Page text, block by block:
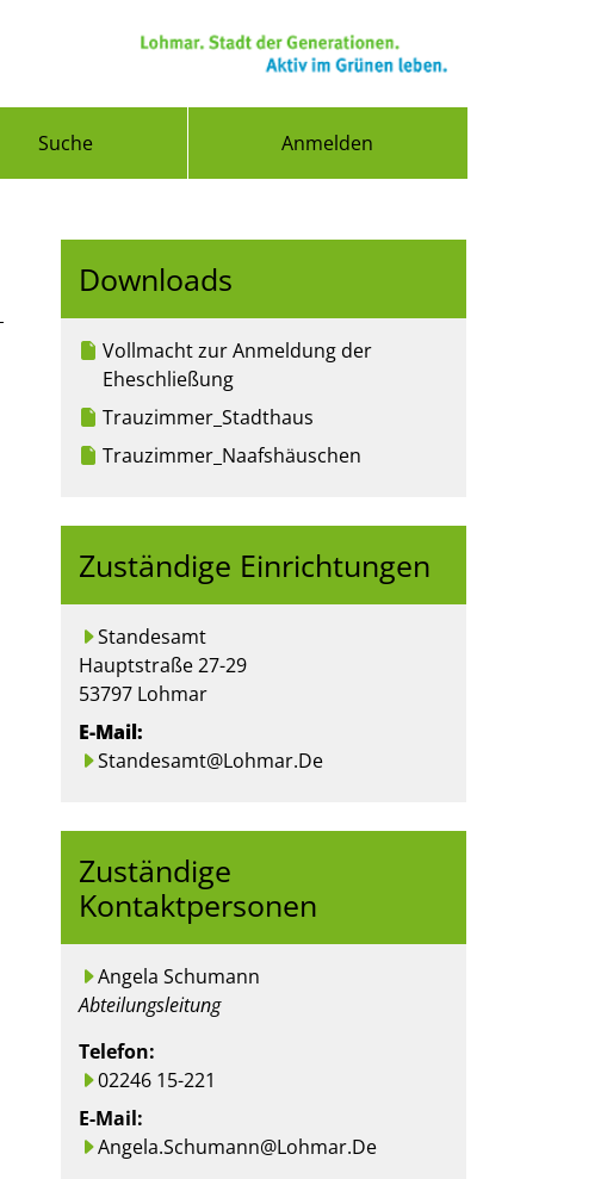
Suche Anmelden
Downloads
Vollmacht zur Anmeldung der
Eheschließung
Trauzimmer_Stadthaus
Trauzimmer_Naafshäuschen
Zuständige Einrichtungen
Standesamt
Straße:
Hauptstraße Hausnummer:
27-29
PLZ:
53797 Ort:
Lohmar
E-Mail:
Standesamt@lohmar.de
Zuständige
Kontaktpersonen
Angela Schumann
Position:
Abteilungsleitung
Telefon:
02246 15-221
E-Mail:
Angela.schumann@lohmar.de